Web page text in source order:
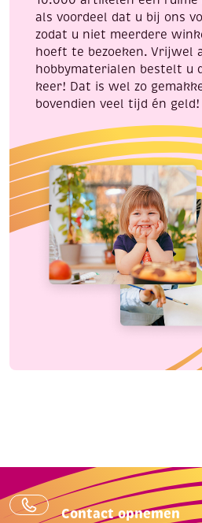
als voordeel dat u bij ons
zodat u niet meerdere
hoeft te bezoeken. Vrijwel
hobbymaterialen bestelt u
keer! Dat is wel zo
bovendien veel tijd én geld!
Contact opnemen